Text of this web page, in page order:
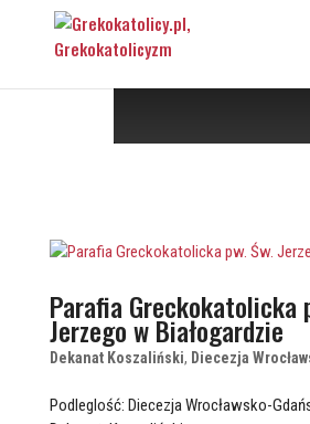
Parafia Greckokatolicka
Jerzego w Białogardzie
Dekanat Koszaliński, Diecezja
Podleglość: Diecezja Wrocławsko-